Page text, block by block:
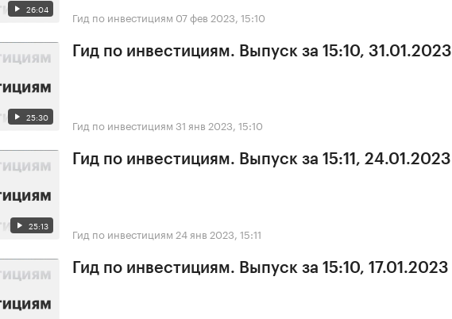
26:04 Гид по инвестициям 07 фев 2023, 15:10
25:30
Гид по инвестициям. Выпуск за 15:10, 31.01.2023
Гид по инвестициям 31 янв 2023, 15:10
25:13
Гид по инвестициям. Выпуск за 15:11, 24.01.2023
Гид по инвестициям 24 янв 2023, 15:11
Гид по инвестициям. Выпуск за 15:10, 17.01.2023